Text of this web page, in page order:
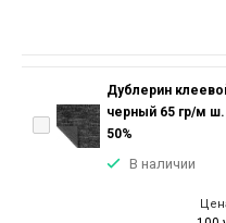
Дублерин
черный 65 гр/м ш.
50%
В наличии